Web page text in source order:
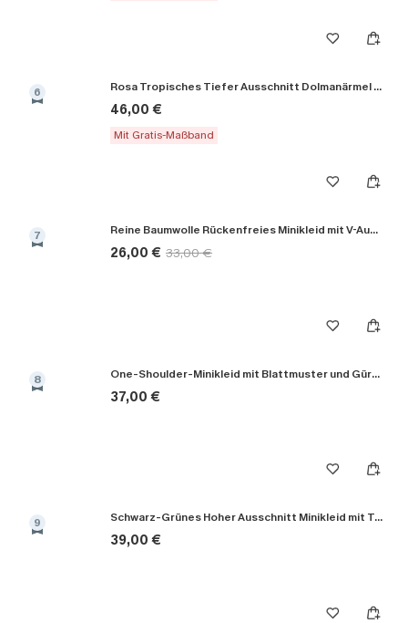
6 Rosa Tropisches Tiefer Ausschnitt Dolmanärmel Maxikleid
46,00 €
Mit Gratis-Maßband
7 Reine Baumwolle Rückenfreies Minikleid mit V-Ausschnitt
26,00 € 33,00 €
8 One-Shoulder-Minikleid mit Blattmuster und Gürtel
37,00 €
9 Schwarz-Grünes Hoher Ausschnitt Minikleid mit Taillengürtel
39,00 €